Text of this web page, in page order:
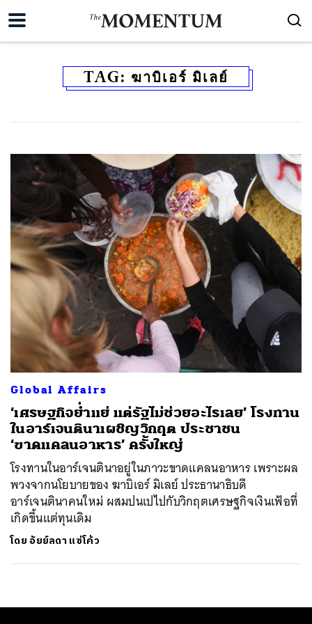
TAG: ฆาบิเอร์ มิเลย์
Global Affairs
‘เศรษฐกิจย่ำแย่ แต่รัฐไม่ช่วยอะไรเลย’ โรงทาน
ในอาร์เจนตินาเผชิญวิกฤต ประชาชน
‘ขาดแคลนอาหาร’ ครั้งใหญ่
โรงทานในอาร์เจนตินาอยู่ในภาวะขาดแคลนอาหาร เพราะผล
พวงจากนโยบายของ ฆาบิเอร์ มิเลย์ ประธานาธิบดี
อาร์เจนตินาคนใหม่ ผสมปนเปไปกับวิกฤตเศรษฐกิจเงินเฟ้อที่
เกิดขึ้นแต่ทุนเดิม
โดย อัยย์ลดา แซ่โค้ว
SHARE TWEET LINE EMAIL